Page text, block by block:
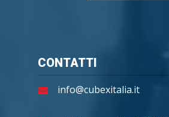
CONTATTI
info@cubexitalia.it